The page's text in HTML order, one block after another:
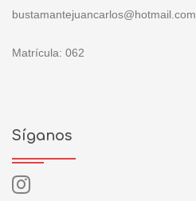
bustamantejuancarlos@hotmail.com
Matrícula: 062
Síganos